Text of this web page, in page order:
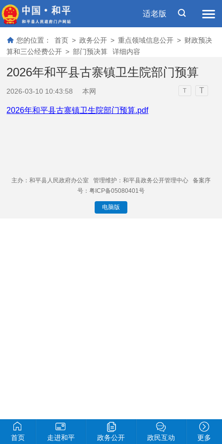
适老版
您的位置： 首页 > 政务公开 > 重点领域信息公开 > 财政预决
算和三公经费公开 > 部门预决算 详细内容
2026年和平县古寨镇卫生院部门预算
2026-03-10 10:43:58 本网 T T
2026年和平县古寨镇卫生院部门预算.pdf
主办：和平县人民政府办公室 管理维护：和平县政务公开管理中心 备案序
号：粤ICP备05080401号
电脑版
首页 走进和平 政务公开 政民互动 更多